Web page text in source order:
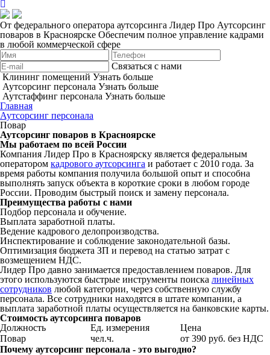
От федерального оператора аутсорсинга Лидер Про Аутсорсинг
поваров в Красноярске Обеспечим полное управление кадрами
в любой коммерческой сфере
Связаться с нами
Клининг помещений Узнать больше
Аутсорсинг персонала Узнать больше
Аутстаффинг персонала Узнать больше
Главная
Аутсорсинг персонала
Повар
Аутсорсинг поваров в Красноярске
Мы работаем по всей России
Компания Лидер Про в Красноярску является федеральным
оператором кадрового аутсорсинга и работает с 2010 года. За
время работы компания получила большой опыт и способна
выполнять запуск объекта в короткие сроки в любом городе
России. Проводим быстрый поиск и замену персонала.
Преимущества работы с нами
Подбор персонала и обучение.
Выплата заработной платы.
Ведение кадрового делопроизводства.
Инспектирование и соблюдение законодательной базы.
Оптимизация бюджета ЗП и перевод на статью затрат с
возмещением НДС.
Лидер Про давно занимается предоставлением поваров. Для
этого используются быстрые инструменты поиска линейных
сотрудников любой категории, через собственную службу
персонала. Все сотрудники находятся в штате компании, а
выплата заработной платы осуществляется на банковские карты.
Стоимость аутсорсинга поваров
Должность
Ед. измерения
Цена
Повар
чел.ч.
от 390 руб. без НДС
Почему аутсорсинг персонала - это выгодно?